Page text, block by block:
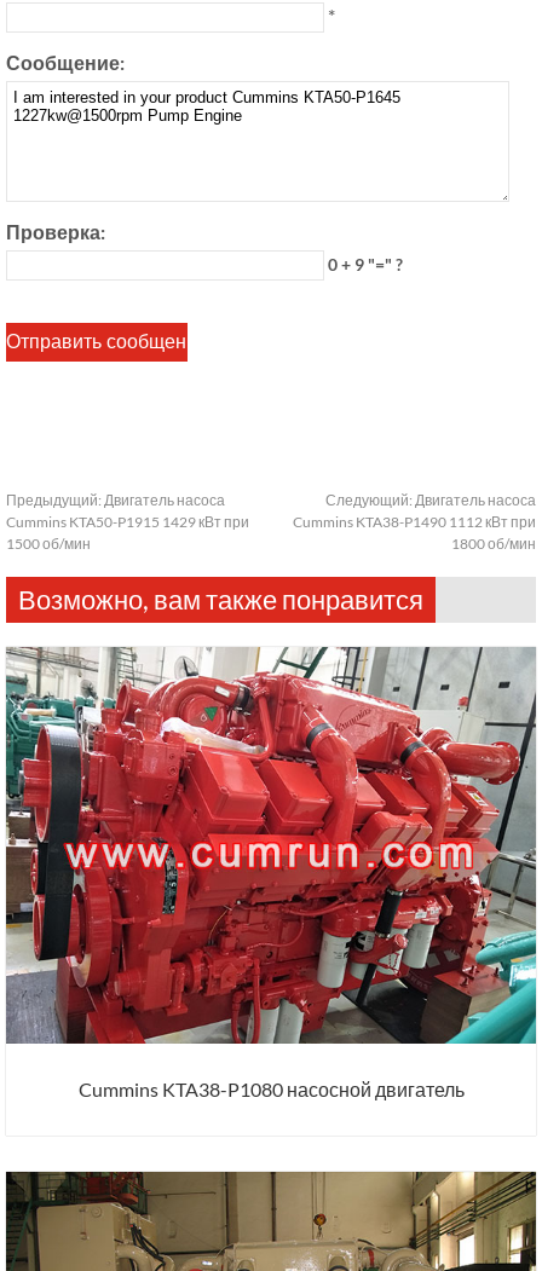
*
Сообщение:
Проверка:
0 + 9 "=" ?
Предыдущий: Двигатель насоса
Cummins KTA50-P1915 1429 кВт при
1500 об/мин
Следующий: Двигатель насоса
Cummins KTA38-P1490 1112 кВт при
1800 об/мин
Возможно, вам также понравится
Cummins KTA38-P1080 насосной двигатель